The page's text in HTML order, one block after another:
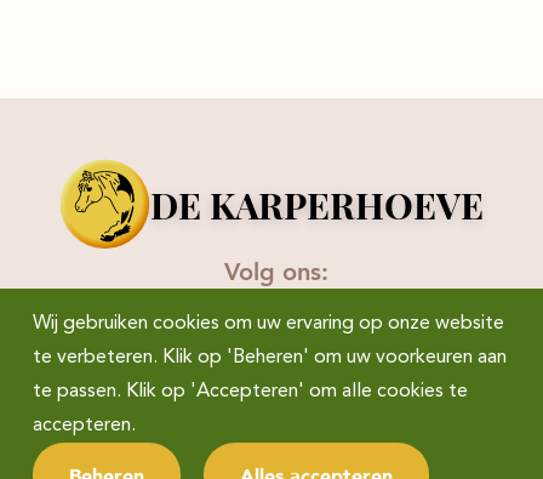
DE KARPERHOEVE
Volg ons:
Privacyverklaring Disclaimer
Wij gebruiken cookies om uw ervaring op onze website
te verbeteren. Klik op 'Beheren' om uw voorkeuren aan
te passen. Klik op 'Accepteren' om alle cookies te
accepteren.